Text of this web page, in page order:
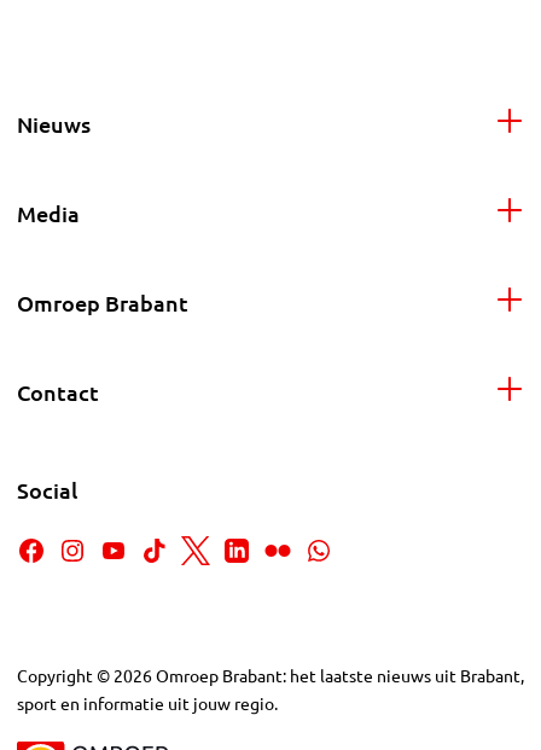
Nieuws
Media
Omroep Brabant
Contact
Social
Copyright © 2026Omroep Brabant: het laatste nieuws uit Brabant,
sport en informatie uit jouw regio.